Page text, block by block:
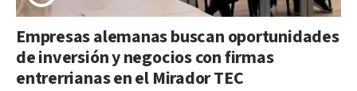
Empresas alemanas buscan oportunidades
de inversión y negocios con firmas
entrerrianas en el Mirador TEC